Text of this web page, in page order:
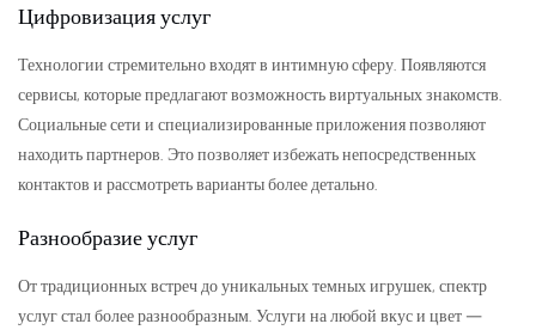
Цифровизация услуг
Технологии стремительно входят в интимную сферу. Появляются
сервисы, которые предлагают возможность виртуальных знакомств.
Социальные сети и специализированные приложения позволяют
находить партнеров. Это позволяет избежать непосредственных
контактов и рассмотреть варианты более детально.
Разнообразие услуг
От традиционных встреч до уникальных темных игрушек, спектр
услуг стал более разнообразным. Услуги на любой вкус и цвет —